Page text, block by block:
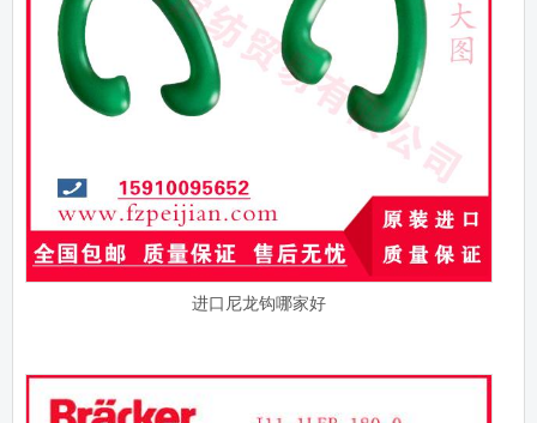
进口尼龙钩哪家好